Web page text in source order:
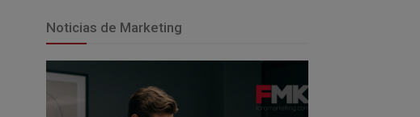
Noticias de Marketing